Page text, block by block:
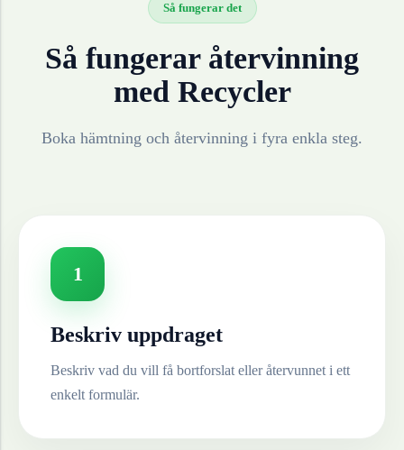
Så fungerar det
Så fungerar återvinning
med Recycler
Boka hämtning och återvinning i fyra enkla steg.
1
Beskriv uppdraget
Beskriv vad du vill få bortforslat eller återvunnet i ett
enkelt formulär.